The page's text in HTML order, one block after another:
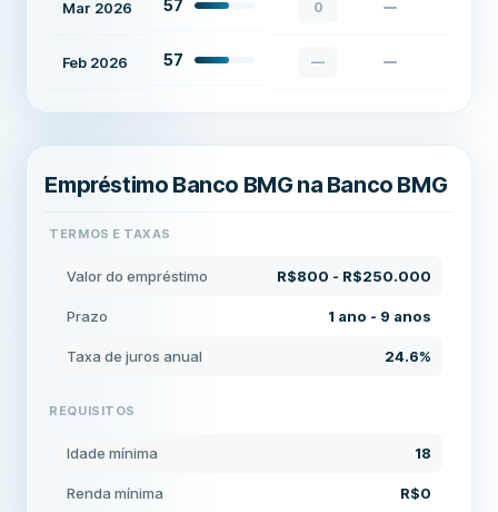
Mar 2026 57 0
Feb 2026 57 —
Empréstimo Banco BMG na Banco BMG
TERMOS E TAXAS
Valor do empréstimo R$800 - R$250.000
Prazo 1 ano - 9 anos
Taxa de juros anual 24.6%
REQUISITOS
Idade mínima 18
Renda mínima R$0